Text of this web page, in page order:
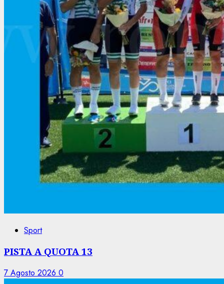
Sport
PISTA A QUOTA 13
7 Agosto 2026 0